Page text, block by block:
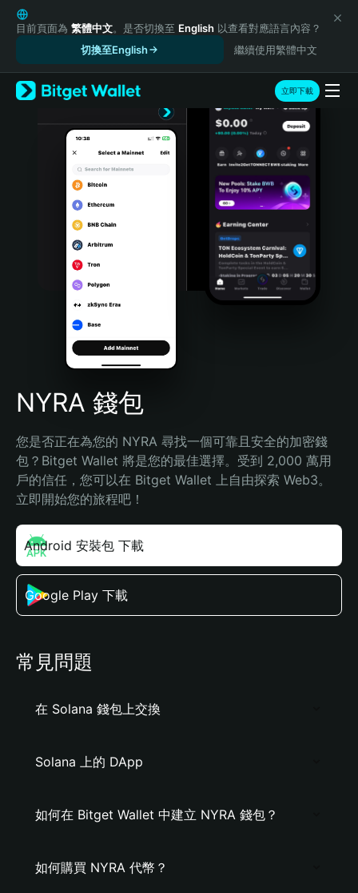
English
日本語
Русский
Español (Latinoamérica)
Türkçe
Português (Portugal)
Bahasa Indonesia
Português (Brasil)
Español (Argentina)
目前頁面為 繁體中文。是否切換至 English 以查看對應語言內容？
切換至English
繼續使用繁體中文
立即下載
NYRA 錢包
您是否正在為您的 NYRA 尋找一個可靠且安全的加密錢
包？Bitget Wallet 將是您的最佳選擇。受到 2,000 萬用
戶的信任，您可以在 Bitget Wallet 上自由探索 Web3。
立即開始您的旅程吧！
Android 安裝包 下載
Google Play 下載
常見問題
在 Solana 錢包上交換
Solana 上的 DApp
如何在 Bitget Wallet 中建立 NYRA 錢包？
如何購買 NYRA 代幣？